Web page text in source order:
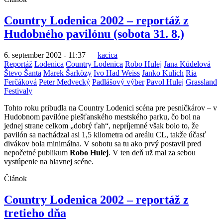
Country Lodenica 2002 – reportáž z
Hudobného pavilónu (sobota 31. 8.)
6. september 2002 - 11:37 — kacica
Reportáž Lodenica Country Lodenica Robo Hulej Jana Kúdelová
Števo Šanta Marek Šarközy Ivo Had Weiss Janko Kulich Ria
Ferčáková Peter Medvecký Padlášový výber Pavol Hulej Grassland
Festivaly
Tohto roku pribudla na Country Lodenici scéna pre pesničkárov – v
Hudobnom pavilóne piešťanského mestského parku, čo bol na
jednej strane celkom „dobrý ťah“, nepríjemné však bolo to, že
pavilón sa nachádzal asi 1,5 kilometra od areálu CL, takže účasť
divákov bola minimálna. V sobotu sa tu ako prvý postavil pred
nepočetné publikum Robo Hulej. V ten deň už mal za sebou
vystúpenie na hlavnej scéne.
Článok
Country Lodenica 2002 – reportáž z
tretieho dňa